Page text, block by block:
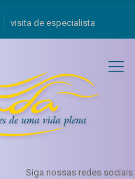
visita de especialista
Siga nossas redes sociais: